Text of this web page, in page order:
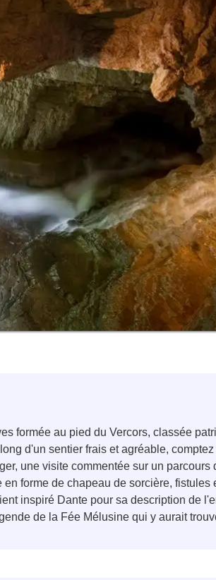
formée au pied du Vercors, classée
d'un sentier frais et agréable,
une visite commentée sur un parcours
forme de chapeau de sorcière, fistules
inspiré Dante pour sa description de
de la Fée Mélusine qui y aurait